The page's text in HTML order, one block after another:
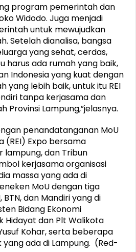
program pemerintah dan
Widodo. Juga menjadi
untuk mewujudkan
Setelah dianalisa, bangsa
yang sehat, cerdas,
harus ada rumah yang baik,
Indonesia yang kuat dengan
yang lebih baik, untuk itu REI
tanpa kerjasama dan
Provinsi Lampung,”jelasnya.
penandatanganan MoU
(REI) Expo bersama
lampung, dan Tribun
kerjasama organisasi
massa yang ada di
MoU dengan tiga
dan Mandiri yang di
Bidang Ekonomi
Hidayat dan Plt Walikota
Kohar, serta beberapa
ada di Lampung. (Red-